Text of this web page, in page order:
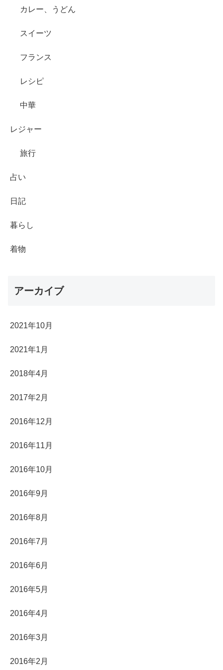
カレー、うどん
スイーツ
フランス
レシピ
中華
レジャー
旅行
占い
日記
暮らし
着物
アーカイブ
2021年10月
2021年1月
2018年4月
2017年2月
2016年12月
2016年11月
2016年10月
2016年9月
2016年8月
2016年7月
2016年6月
2016年5月
2016年4月
2016年3月
2016年2月